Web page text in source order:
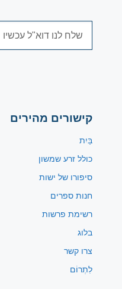
קישורים מהירים
בַּיִת
כולל זרע שמשון
סיפורו של ישות
חנות ספרים
רשימת פרשות
בלוג
צרו קשר
לִתְרוֹם